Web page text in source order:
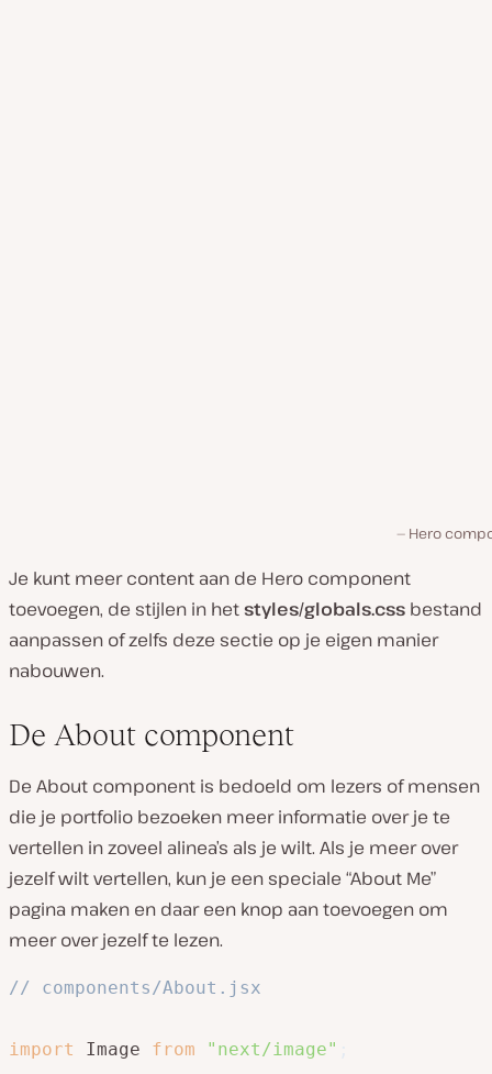
Hero
Je kunt meer content aan de Hero component
toevoegen, de stijlen in hetstyles/globals.css bestand
aanpassen of zelfs deze sectie op je eigen manier
nabouwen.
De About component
De About component is bedoeld om lezers of mensen
die je portfolio bezoeken meer informatie over je te
vertellen in zoveel alinea’s als je wilt. Als je meer over
jezelf wilt vertellen, kun je een speciale “About Me”
pagina maken en daar een knop aan toevoegen om
meer over jezelf te lezen.
// components/About.jsx
import Image from "next/image"